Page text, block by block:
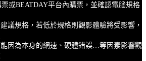
或BEATDAY平台內購票，並確認電腦規格
議規格，若低於規格則觀影體驗將受影響，
因為本身的網速、硬體錯誤…等因素影響觀